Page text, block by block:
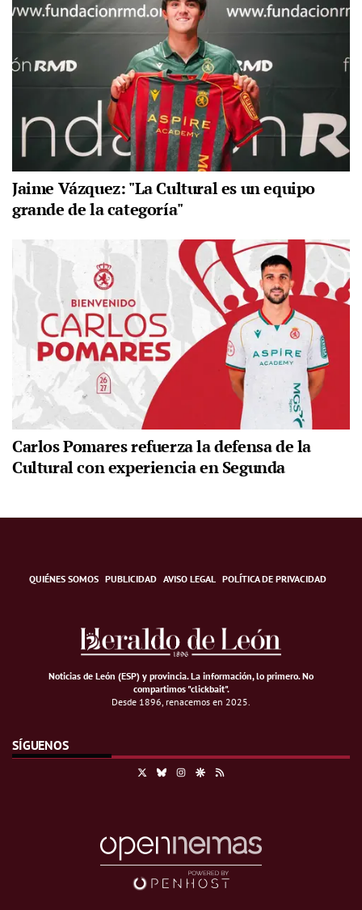
Jaime Vázquez: "La Cultural es un equipo
grande de la categoría"
Carlos Pomares refuerza la defensa de la
Cultural con experiencia en Segunda
QUIÉNES SOMOS PUBLICIDAD AVISO LEGAL POLÍTICA DE PRIVACIDAD
Noticias de León (ESP) y provincia. La información, lo primero.No
compartimos "clickbait".
Desde 1896, renacemos en 2025.
SÍGUENOS
BlueskyInstagramGoogle Discover